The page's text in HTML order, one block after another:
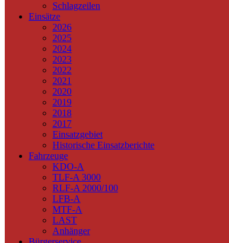
Schlagzeilen
Einsätze
2026
2025
2024
2023
2022
2021
2020
2019
2018
2017
Einsatzgebiet
Historische Einsatzberichte
Fahrzeuge
KDO-A
TLF-A 3000
RLF-A 2000/100
LFB-A
MTF-A
LAST
Anhänger